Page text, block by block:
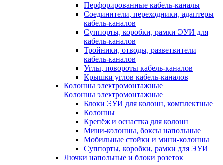
Перфорированные кабель-каналы
Соединители, переходники, адаптеры
кабель-каналов
Суппорты, коробки, рамки ЭУИ для
кабель-каналов
Тройники, отводы, разветвители
кабель-каналов
Углы, повороты кабель-каналов
Крышки углов кабель-каналов
Колонны электромонтажные
Колонны электромонтажные
Блоки ЭУИ для колонн, комплектные
Колонны
Крепёж и оснастка для колонн
Мини-колонны, боксы напольные
Мобильные стойки и мини-колонны
Суппорты, коробки, рамки для ЭУИ
Лючки напольные и блоки розеток